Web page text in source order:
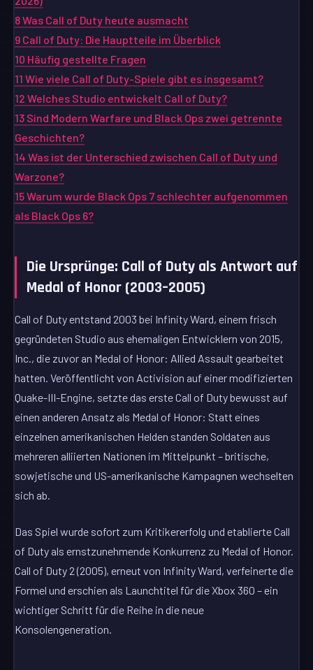
8Was Call of Duty heute ausmacht
9 Call of Duty: Die Hauptteile im Überblick
10 Häufig gestellte Fragen
11 Wie viele Call of Duty-Spiele gibt es insgesamt?
12 Welches Studio entwickelt Call of Duty?
13 Sind Modern Warfare und Black Ops zwei getrennte
Geschichten?
14 Was ist der Unterschied zwischen Call of Duty und
Warzone?
15Warum wurde Black Ops 7 schlechter aufgenommen
als Black Ops 6?
Die Ursprünge: Call of Duty als Antwort auf
Medal of Honor (2003–2005)
Call of Duty entstand 2003 bei Infinity Ward, einem frisch
gegründeten Studio aus ehemaligen Entwicklern von 2015,
Inc., die zuvor an Medal of Honor: Allied Assault gearbeitet
hatten. Veröffentlicht von Activision auf einer modifizierten
Quake-III-Engine, setzte das erste Call of Duty bewusst auf
einen anderen Ansatz als Medal of Honor: Statt eines
einzelnen amerikanischen Helden standen Soldaten aus
mehreren alliierten Nationen im Mittelpunkt – britische,
sowjetische und US-amerikanische Kampagnen wechselten
sich ab.
Das Spiel wurde sofort zum Kritikererfolg und etablierte Call
of Duty als ernstzunehmende Konkurrenz zu Medal of Honor.
Call of Duty 2 (2005), erneut von Infinity Ward, verfeinerte die
Formel und erschien als Launchtitel für die Xbox 360 – ein
wichtiger Schritt für die Reihe in die neue
Konsolengeneration.